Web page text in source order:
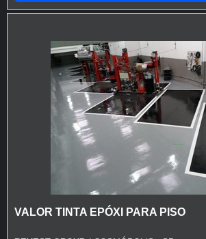
escolha de produtos e tintas,
VALOR TINTA EPÓXI PARA PISO